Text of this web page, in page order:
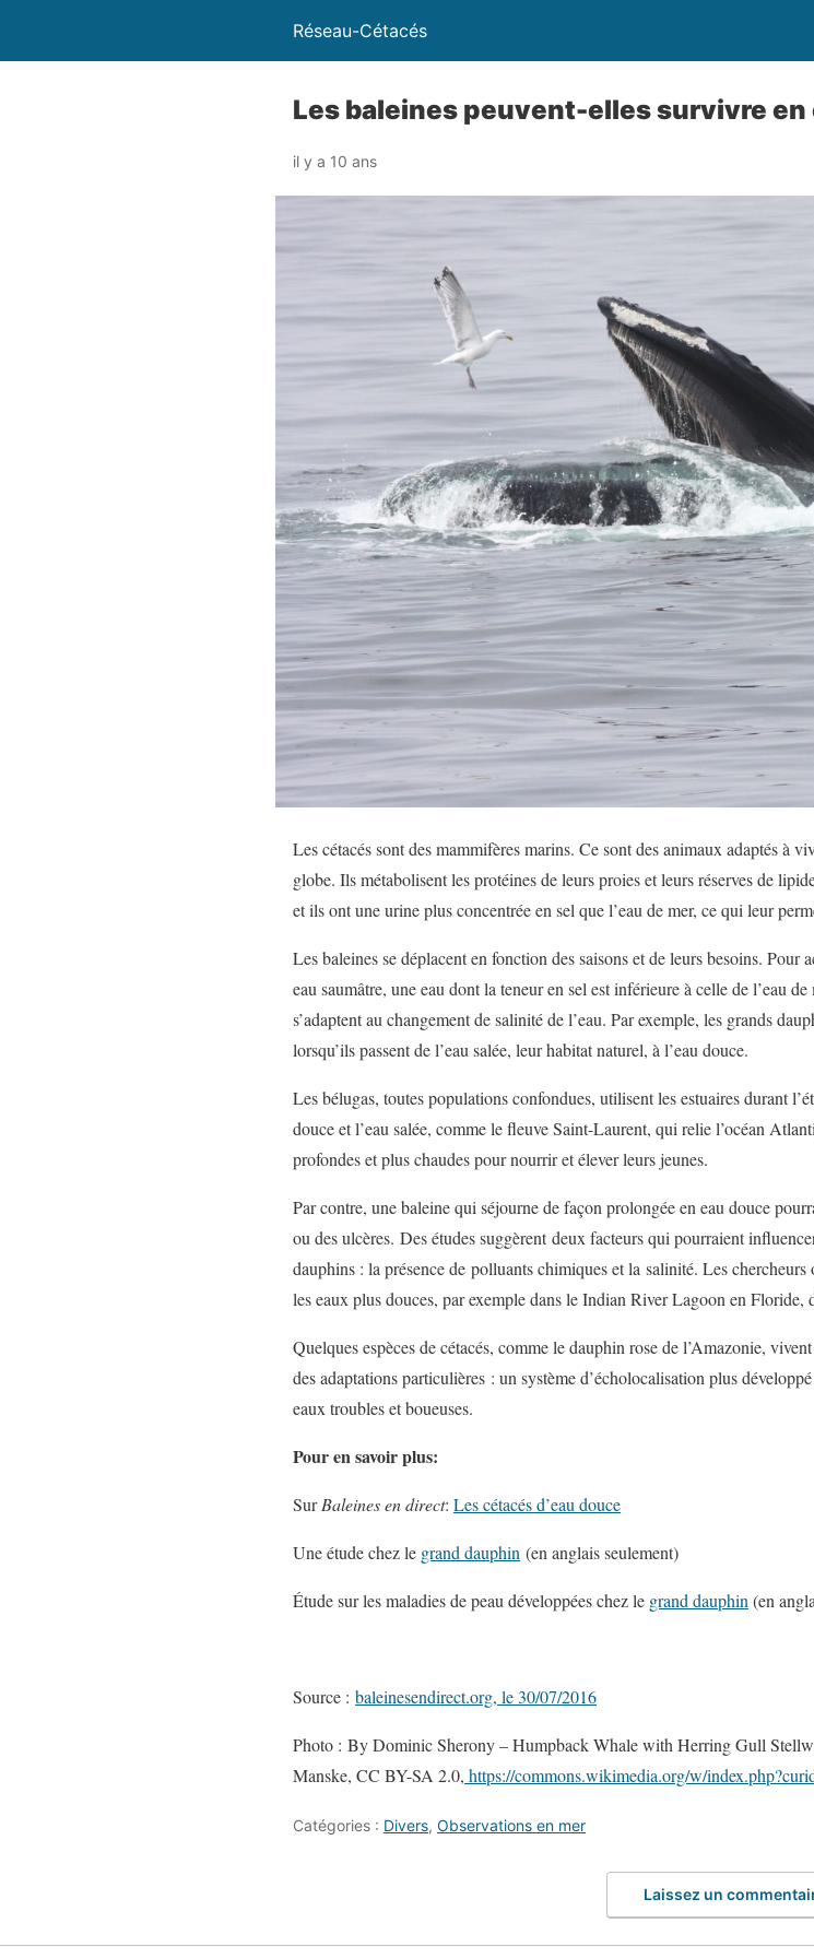
Réseau-Cétacés
Les baleines peuvent-elles survivre en
il y a 10 ans
Les cétacés sont des mammifères marins. Ce sont des animaux adaptés à
globe. Ils métabolisent les protéines de leurs proies et leurs réserves de
et ils ont une urine plus concentrée en sel que l’eau de mer, ce qui leur
Les baleines se déplacent en fonction des saisons et de leurs besoins.
eau saumâtre, une eau dont la teneur en sel est inférieure à celle de l’eau
s’adaptent au changement de salinité de l’eau. Par exemple, les grands
lorsqu’ils passent de l’eau salée, leur habitat naturel, à l’eau douce.
Les bélugas, toutes populations confondues, utilisent les estuaires durant
douce et l’eau salée, comme le fleuve Saint-Laurent, qui relie l’océan
profondes et plus chaudes pour nourrir et élever leurs jeunes.
Par contre, une baleine qui séjourne de façon prolongée en eau douce
ou des ulcères. Des études suggèrent deux facteurs qui pourraient
dauphins : la présence de polluants chimiques et la salinité. Les
les eaux plus douces, par exemple dans le Indian River Lagoon en Floride,
Quelques espèces de cétacés, comme le dauphin rose de l’Amazonie,
des adaptations particulières : un système d’écholocalisation plus
eaux troubles et boueuses.
Pour en savoir plus:
SurBaleines en direct: Les cétacés d’eau douce
Une étude chez le grand dauphin (en anglais seulement)
Étude sur les maladies de peau développées chez le grand dauphin(en
Source : baleinesendirect.org, le 30/07/2016
Photo : By Dominic Sherony – Humpback Whale with Herring Gull
Manske, CC BY-SA 2.0, https://commons.wikimedia.org/w/
Catégories : Divers, Observations en mer
Laissez un